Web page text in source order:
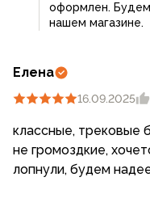
оформлен.
нашем магазине.
Елена
16.09.2025
классные, трековые
не громоздкие,
лопнули,